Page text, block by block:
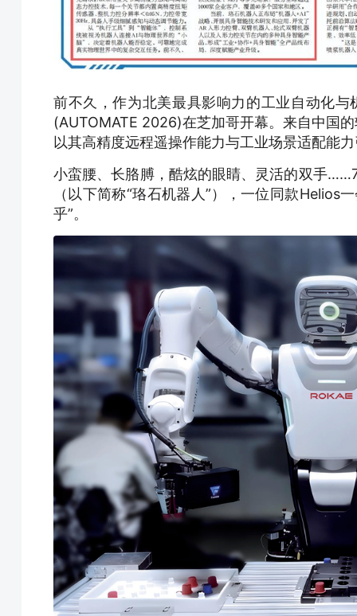
前不久，作为北美最具影响力的工业自动化
(AUTOMATE 2026)在芝加哥开幕。来自中国
以其高精度远程遥操作能力与工业场景适配能
小蛮腰、长胳膊，酷炫的眼睛、灵活的双手
（以下简称“珞石机器人”），一位同款Helios
乎”。